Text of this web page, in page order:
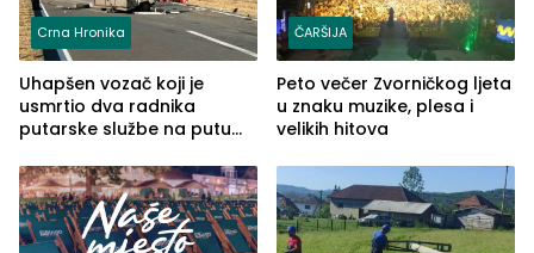
Crna Hronika
Uhapšen vozač koji je
usmrtio dva radnika
putarske službe na putu
(FOTO)
ČARŠIJA
Peto večer Zvorničkog ljeta
u znaku muzike, plesa i
velikih hitova